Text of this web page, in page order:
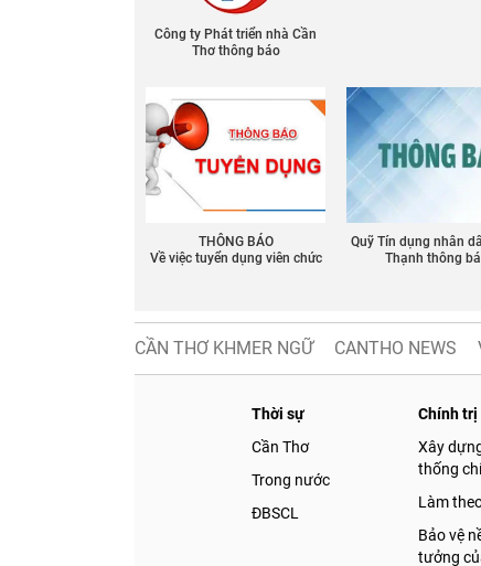
Công ty Phát triển nhà Cần
Thơ thông báo
THÔNG BÁO
Về việc tuyển dụng viên chức
Quỹ Tín dụng nhân
Thạnh thông
CẦN THƠ KHMER NGỮ CANTHO NEWS
Thời sự
Cần Thơ
Trong nước
ĐBSCL
Chính trị
Xây
thống
Làm
Bảo vệ
tưởng